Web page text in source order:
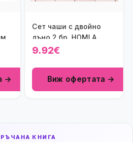
→
Сет чаши с двойно
дъно 2 бр. HOMLA
CEMBRA HEARTS 300
9.92€
Виж офертата →
КНИГА